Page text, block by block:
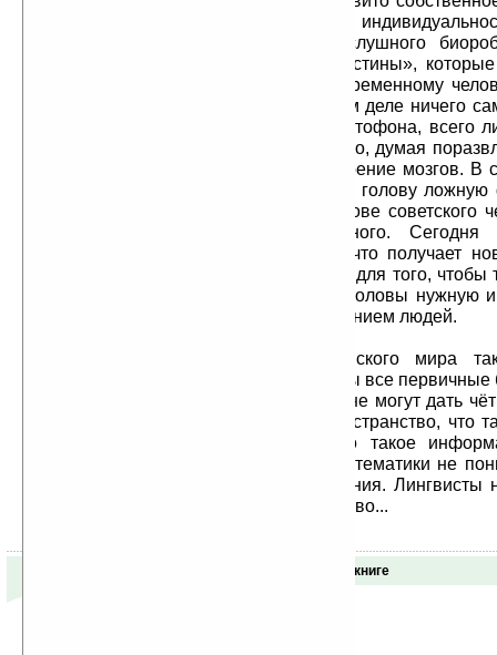
институте не только не развивают
подавляют, делая из человека послушного
только повторять как попугай те «истины»,
человека в процессе обучения. Современному
он думает самостоятельно. На самом деле ничего
него нет, он мыслит в режиме магнитофона, всего
время человек шёл с девушкой в кино, думая
деле он шёл на промывание и засорение мозгов. В
помощью искусства, ему внедряли в голову
исторические мифы, создавая в голове советского
виртуальный мир вместо реального. Сегодня
демократическую прессу и думает, что получает
деле демократическую прессу пишут для того, чтобы
зомбировать людей, внедрять в их головы нужную
самым управляя сознанием и поведением людей.
Научное знание иудохристианского мира
Закрыты для понимания и извращены все первичные
и категории. Физики не понимают и не могут дать
того: что такое время, что такое пространство, что
такое материя, что такое дух, что такое
случайность (в чём его природа). Математики не
число, что такое точка, что такое линия.
такое буква и тем более что такое слово...
Отзывы о книге